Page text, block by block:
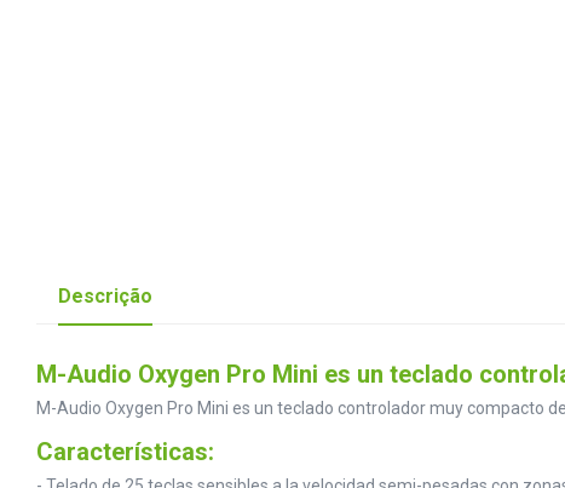
Descrição
M-Audio Oxygen Pro Mini es un teclado
M-Audio Oxygen Pro Mini es un teclado controlador muy compacto
Características: